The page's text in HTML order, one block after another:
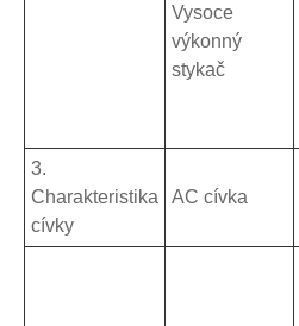
Vysoce
výkonný
stykač
3.
Charakteristika
cívky
AC cívka